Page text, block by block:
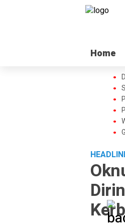
Home
Home